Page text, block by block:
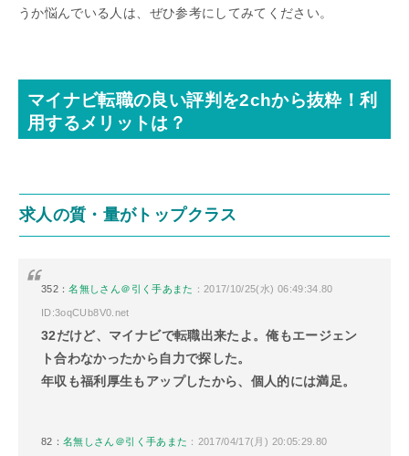
うか悩んでいる人は、ぜひ参考にしてみてください。
マイナビ転職の良い評判を2chから抜粋！利
用するメリットは？
求人の質・量がトップクラス
352：名無しさん＠引く手あまた ：2017/10/25(水) 06:49:34.80
ID:3oqCUb8V0.net
32だけど、マイナビで転職出来たよ。俺もエージェン
ト合わなかったから自力で探した。
年収も福利厚生もアップしたから、個人的には満足。
82：名無しさん＠引く手あまた ：2017/04/17(月) 20:05:29.80